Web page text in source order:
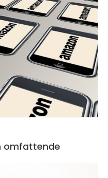
omfattende